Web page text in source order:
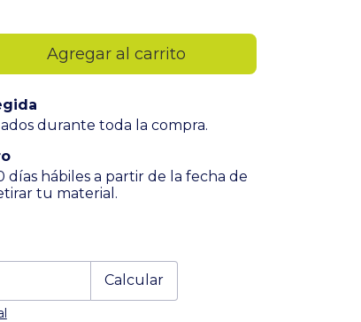
durante toda la compra.
días hábiles a partir de la fecha de
tu material.
Calcular